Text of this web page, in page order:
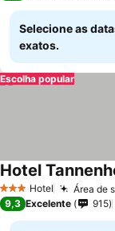
Selecione as
exatos.
Escolha popular
3 EstrelasHotel Área de
Hotel
9,3 Excelente 915